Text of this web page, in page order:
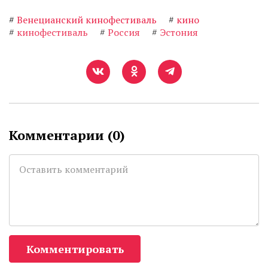
# Венецианский кинофестиваль # кино
# кинофестиваль # Россия # Эстония
Комментарии (0)
Комментировать